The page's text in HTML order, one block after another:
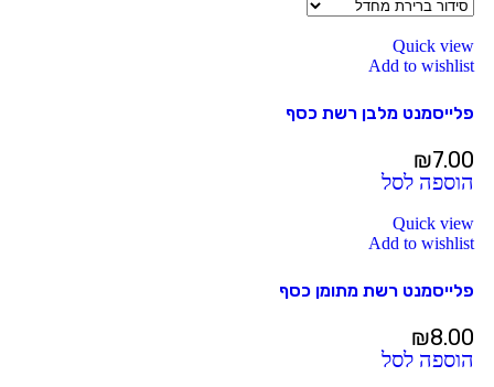
Quick view
Add to wishlist
פלייסמנט מלבן רשת כסף
₪7.00
הוספה לסל
Quick view
Add to wishlist
פלייסמנט רשת מתומן כסף
₪8.00
הוספה לסל